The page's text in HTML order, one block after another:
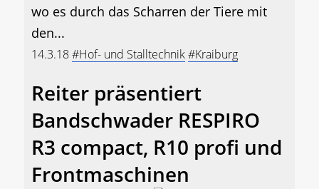
wo es durch das Scharren der Tiere mit
den...
14.3.18#Hof- und Stalltechnik#Kraiburg
Reiter präsentiert
Bandschwader RESPIRO
R3 compact, R10 profi und
Frontmaschinen